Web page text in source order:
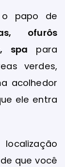
o papo de
ofurôs
spa para
verdes,
acolhedor
ele entra
que você